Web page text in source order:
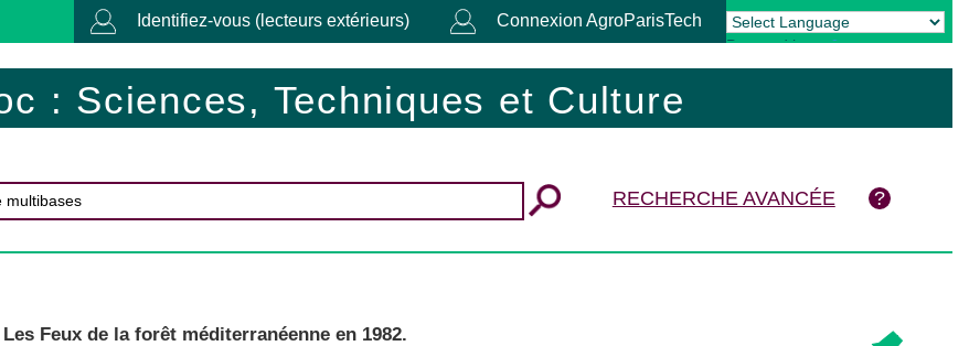
Identifiez-vous (lecteurs extérieurs) Connexion AgroParisTech
Powered by Translate
: Sciences, Techniques et Culture
RECHERCHE AVANCÉE
Les Feux de la forêt méditerranéenne en 1982.